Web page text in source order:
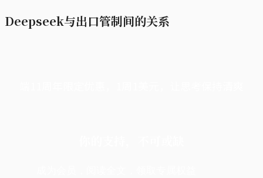
Deepseek与出口管制间的关系